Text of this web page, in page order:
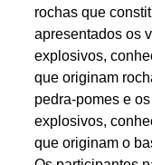
rochas que
apresentados os
explosivos,
que originam
pedra-pomes e
explosivos,
que originam o